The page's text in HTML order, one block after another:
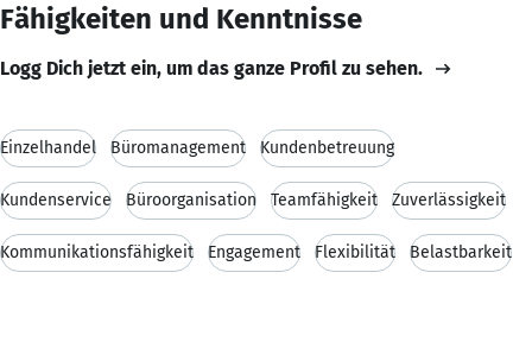
Fähigkeiten und Kenntnisse
Logg Dich jetzt ein, um das ganze Profil zu sehen.
Einzelhandel Büromanagement Kundenbetreuung
Kundenservice Büroorganisation Teamfähigkeit Zuverlässigkeit
Kommunikationsfähigkeit Engagement Flexibilität Belastbarkeit